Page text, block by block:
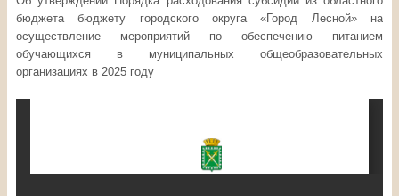
бюджета бюджету городского округа «Город Лесной» на
осуществление мероприятий по обеспечению питанием
обучающихся в муниципальных общеобразовательных
организациях в 2025 году